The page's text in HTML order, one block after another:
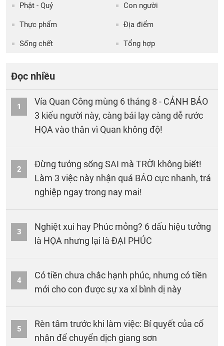
Phật - Quỷ Con người
Thực phẩm Địa điểm
Sống chết Tổng hợp
Đọc nhiều
1
Vía Quan Công mùng 6 tháng 8 - CẢNH BÁO
3 kiểu người này, càng bái lạy càng dễ rước
HỌA vào thân vì Quan không độ!
2
Đừng tưởng sống SAI mà TRỜI không biết!
Làm 3 việc này nhận quả BÁO cực nhanh, trả
nghiệp ngay trong nay mai!
3
Nghiệt xui hay Phúc mỏng? 6 dấu hiệu tưởng
là HỌA nhưng lại là ĐẠI PHÚC
4
Có tiền chưa chắc hạnh phúc, nhưng có tiền
mới cho con được sự xa xỉ bình dị này
5
Rèn tâm trước khi làm việc: Bí quyết của cổ
nhân để chuyển dịch giang sơn